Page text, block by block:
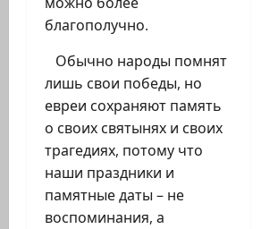
благополучно.
Обычно народы помнят
лишь свои победы, но
евреи сохраняют память
о своих святынях и своих
трагедиях, потому что
наши праздники и
памятные даты – не
воспоминания, а